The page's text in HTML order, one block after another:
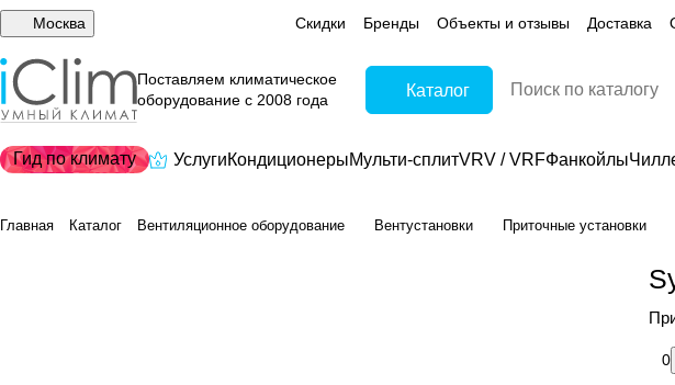
Москва Скидки Бренды Объекты и отзывы Доставка
Поставляем климатическое
оборудование с 2008 года
Каталог
Гид по климату УслугиКондиционерыМульти-сплитVRV / VRFФанкойлы
Главная Каталог Вентиляционное оборудование Вентустановки Приточные установки
0